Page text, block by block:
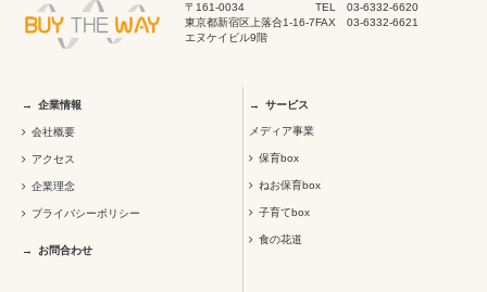
〒161-0034
東京都新宿区上落合1-16-7
エヌケイビル9階
TEL 03-6332-6620
FAX 03-6332-6621
企業情報
会社概要
アクセス
企業理念
プライバシーポリシー
お問合わせ
サービス
メディア事業
保育box
ねお保育box
子育てbox
食の花道